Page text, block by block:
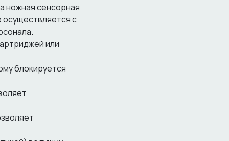
ножная сенсорная
осуществляется с
или
блокируется